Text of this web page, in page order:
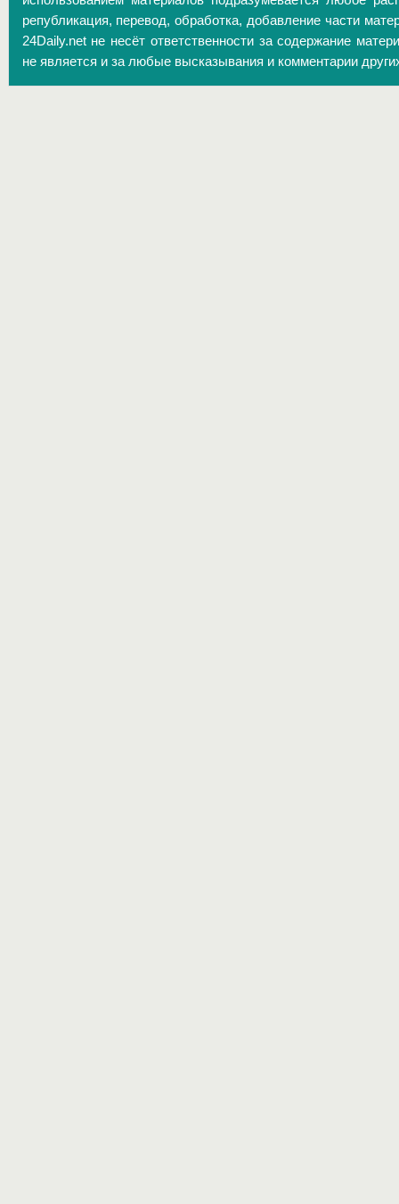
републикация, перевод, обработка, добавление части
24Daily.net не несёт ответственности за содержание
не является и за любые высказывания и комментарии